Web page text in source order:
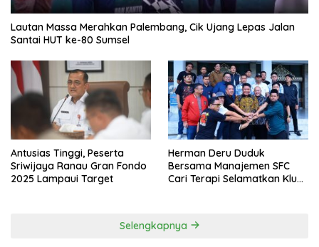
Lautan Massa Merahkan Palembang, Cik Ujang Lepas Jalan
Santai HUT ke-80 Sumsel
Antusias Tinggi, Peserta
Sriwijaya Ranau Gran Fondo
2025 Lampaui Target
Herman Deru Duduk
Bersama Manajemen SFC
Cari Terapi Selamatkan Klub
Selengkapnya